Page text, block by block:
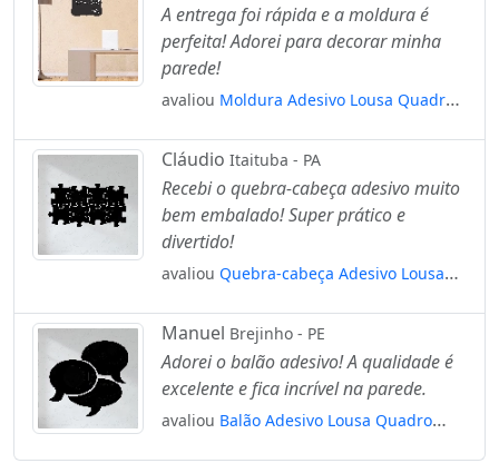
A entrega foi rápida e a moldura é
perfeita! Adorei para decorar minha
parede!
avaliou Moldura Adesivo Lousa Quadro
Mod:301
Cláudio Itaituba - PA
Recebi o quebra-cabeça adesivo muito
bem embalado! Super prático e
divertido!
avaliou Quebra-cabeça Adesivo Lousa
com Giz Mod:32
Manuel Brejinho - PE
Adorei o balão adesivo! A qualidade é
excelente e fica incrível na parede.
avaliou Balão Adesivo Lousa Quadro